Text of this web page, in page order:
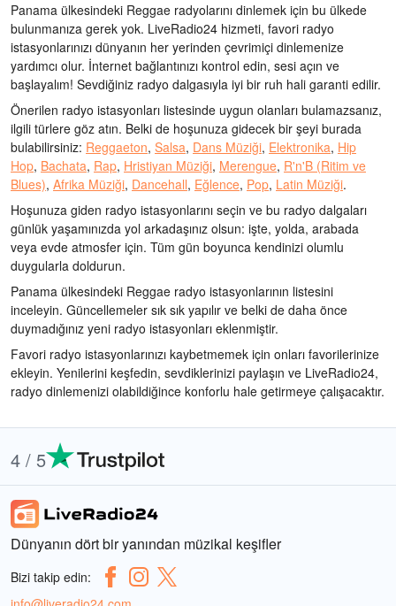
Panama ülkesindeki Reggae radyolarını dinlemek için bu ülkede
bulunmanıza gerek yok. LiveRadio24 hizmeti, favori radyo
istasyonlarınızı dünyanın her yerinden çevrimiçi dinlemenize
yardımcı olur. İnternet bağlantınızı kontrol edin, sesi açın ve
başlayalım! Sevdiğiniz radyo dalgasıyla iyi bir ruh hali garanti edilir.
Önerilen radyo istasyonları listesinde uygun olanları bulamazsanız,
ilgili türlere göz atın. Belki de hoşunuza gidecek bir şeyi burada
bulabilirsiniz: Reggaeton, Salsa, Dans Müziği, Elektronika, Hip
Hop, Bachata, Rap, Hristiyan Müziği, Merengue, R'n'B (Ritim ve
Blues), Afrika Müziği, Dancehall, Eğlence, Pop, Latin Müziği.
Hoşunuza giden radyo istasyonlarını seçin ve bu radyo dalgaları
günlük yaşamınızda yol arkadaşınız olsun: işte, yolda, arabada
veya evde atmosfer için. Tüm gün boyunca kendinizi olumlu
duygularla doldurun.
Panama ülkesindeki Reggae radyo istasyonlarının listesini
inceleyin. Güncellemeler sık sık yapılır ve belki de daha önce
duymadığınız yeni radyo istasyonları eklenmiştir.
Favori radyo istasyonlarınızı kaybetmemek için onları favorilerinize
ekleyin. Yenilerini keşfedin, sevdiklerinizi paylaşın ve LiveRadio24,
radyo dinlemenizi olabildiğince konforlu hale getirmeye çalışacaktır.
4 / 5
Dünyanın dört bir yanından müzikal keşifler
Bizi takip edin: